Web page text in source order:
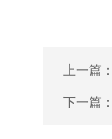
上一篇
下一篇